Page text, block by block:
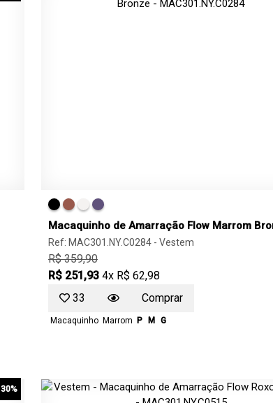
Macaquinho de Amarração Flow Marrom
Ref: MAC301.NY.C0284 - Vestem
R$ 359,90
R$ 251,93 4x R$ 62,98
33
Comprar
Macaquinho Marrom P M G
30%